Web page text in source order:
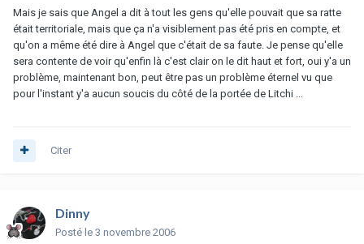
Mais je sais que Angel a dit à tout les gens qu'elle pouvait que sa ratte
était territoriale, mais que ça n'a visiblement pas été pris en compte, et
qu'on a même été dire à Angel que c'était de sa faute. Je pense qu'elle
sera contente de voir qu'enfin là c'est clair on le dit haut et fort, oui y'a un
problème, maintenant bon, peut être pas un problème éternel vu que
pour l'instant y'a aucun soucis du côté de la portée de Litchi ...
Citer
Dinny
Posté le 3 novembre 2006